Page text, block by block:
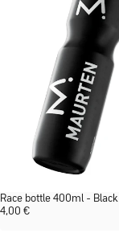
Race bottle 400ml - Black
4,00 €